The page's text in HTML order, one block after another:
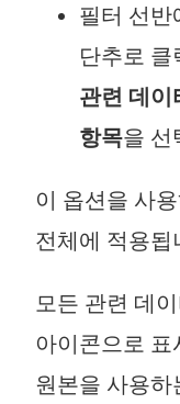
필터 선반
단추로 클
관련 데이
항목을 선
이 옵션을 사
전체에 적용됩
모든 관련 데
아이콘으로 표
원본을 사용하